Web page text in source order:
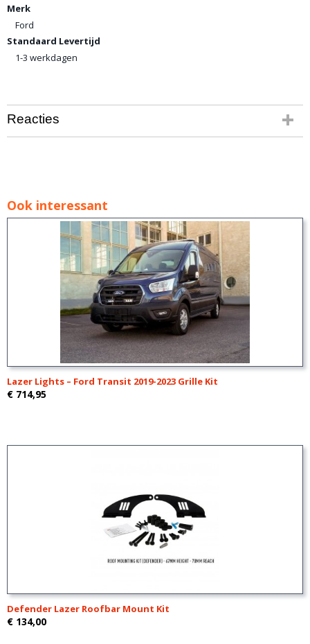
Merk
Ford
Standaard Levertijd
1-3 werkdagen
Reacties
Ook interessant
Lazer Lights – Ford Transit 2019-2023 Grille Kit
€ 714,95
Defender Lazer Roofbar Mount Kit
€ 134,00